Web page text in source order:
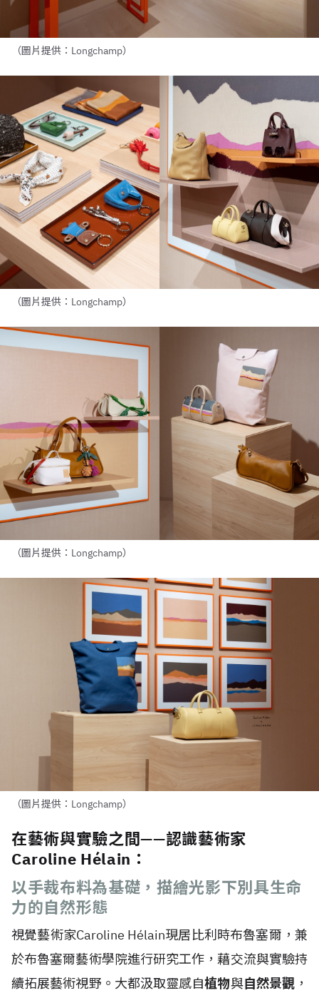
（圖片提供：Longchamp）
（圖片提供：Longchamp）
（圖片提供：Longchamp）
（圖片提供：Longchamp）
在藝術與實驗之間——認識藝術家
Caroline Hélain：
以手裁布料為基礎，描繪光影下別具生命
力的自然形態
視覺藝術家Caroline Hélain現居比利時布魯塞爾，兼
於布魯塞爾藝術學院進行研究工作，藉交流與實驗持
續拓展藝術視野。大都汲取靈感自植物與自然景觀 ，